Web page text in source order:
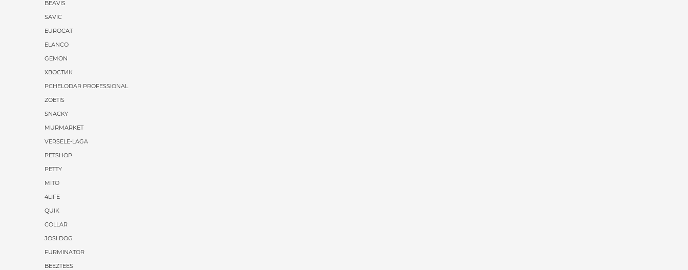
BEAVIS
SAVIC
EUROCAT
ELANCO
GEMON
ХВОСТИК
PCHELODAR PROFESSIONAL
ZOETIS
SNACKY
MURMARKET
VERSELE-LAGA
PETSHOP
PETTY
MITO
4LIFE
QUIK
COLLAR
JOSI DOG
FURMINATOR
BEEZTEES